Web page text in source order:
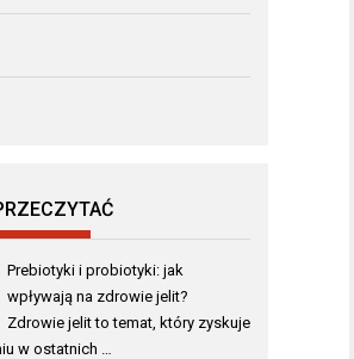
Prebiotyki i probiotyki: jak
wpływają na zdrowie jelit?
Zdrowie jelit to temat, który zyskuje
w ostatnich …